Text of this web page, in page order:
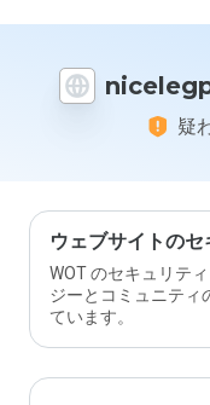
疑
ウェブサイトの
WOT のセキュリテ
ジーとコミュニティ
ています。
イト
価し
ます
か？